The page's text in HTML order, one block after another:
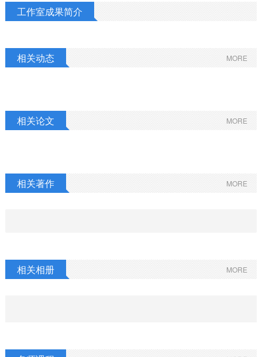
工作室成果简介
MORE
相关动态
MORE
相关论文
MORE
相关著作
MORE
相关相册